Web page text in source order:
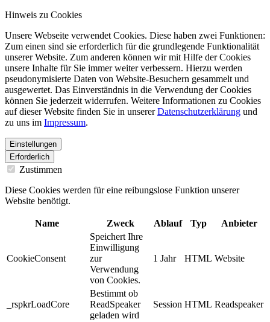
Hinweis zu Cookies
Unsere Webseite verwendet Cookies. Diese haben zwei Funktionen:
Zum einen sind sie erforderlich für die grundlegende Funktionalität
unserer Website. Zum anderen können wir mit Hilfe der Cookies
unsere Inhalte für Sie immer weiter verbessern. Hierzu werden
pseudonymisierte Daten von Website-Besuchern gesammelt und
ausgewertet. Das Einverständnis in die Verwendung der Cookies
können Sie jederzeit widerrufen. Weitere Informationen zu Cookies
auf dieser Website finden Sie in unsererDatenschutzerklärung und
zu uns im Impressum.
Einstellungen
Erforderlich
Zustimmen
Diese Cookies werden für eine reibungslose Funktion unserer
Website benötigt.
Name Zweck Ablauf Typ Anbieter
CookieConsent
Speichert Ihre
Einwilligung
zur
Verwendung
von Cookies.
1 Jahr HTML Website
_rspkrLoadCore
Bestimmt ob
ReadSpeaker
geladen wird
Session HTML Readspeaker